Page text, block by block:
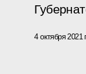
4 октября 2021